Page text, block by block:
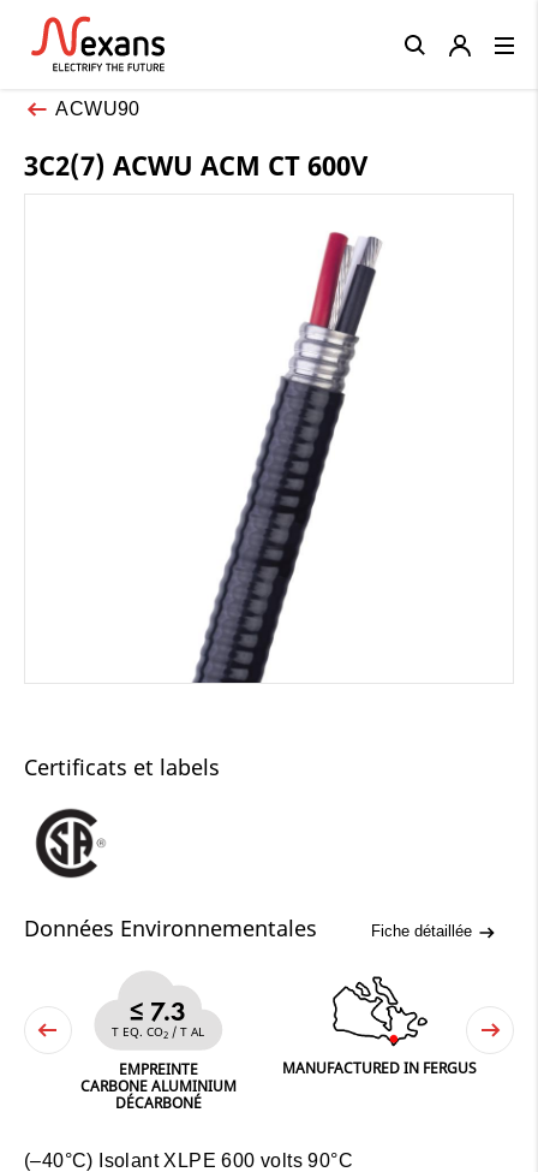
ACWU90
3C2(7) ACWU ACM CT 600V
Certificats et labels
Données Environnementales Fiche détaillée
≤ 7.3
T EQ. CO2 / T AL
EMPREINTE
CARBONE ALUMINIUM
DÉCARBONÉ
MANUFACTURED IN FERGUS
(–40°C) Isolant XLPE 600 volts 90°C
Close